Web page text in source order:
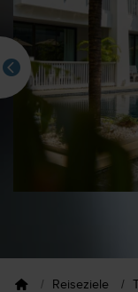
Reiseziele